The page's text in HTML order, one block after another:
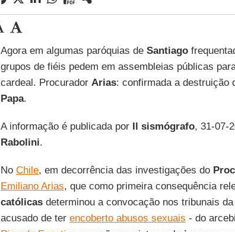
Agora em algumas paróquias de Santiago
grupos de fiéis pedem em assembleias públicas
cardeal. Procurador Arias: confirmada a destruição
Papa.
A informação é publicada porIl sismógrafo, 31-07-
Rabolini.
No Chile, em decorrência das investigações do
Emiliano Arias, que como primeira consequência
católicasdeterminou a convocação nos tribunais
acusado de ter encoberto abusos sexuais - do